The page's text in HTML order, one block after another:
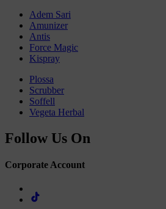
Adem Sari
Amunizer
Antis
Force Magic
Kispray
Plossa
Scrubber
Soffell
Vegeta Herbal
Follow Us On
Corporate Account